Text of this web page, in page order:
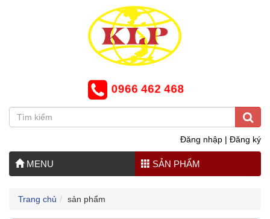
0966 462 468
Đăng nhập | Đăng ký
MENU SẢN PHẨM
Trang chủ sản phẩm